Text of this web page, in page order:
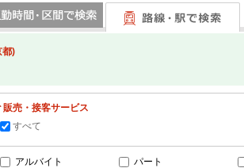
都)
販売・接客サービス
すべて
アルバイト パート